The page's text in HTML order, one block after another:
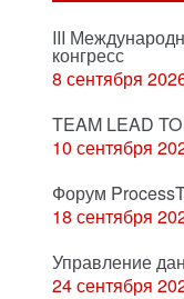
III
конгресс
8 сентября
TEAM LEAD
10 сентября
Форум
18 сентября
Управление
24 сентября